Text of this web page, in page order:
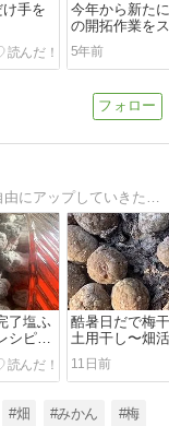
け手を
今年から新た
の開拓作業を
ることに・・・
5年前
了塩ふ
シピび
酷暑日だで梅
土用干し〜畑
サ〜梅干しレ
11日前
#畑 #みかん #梅